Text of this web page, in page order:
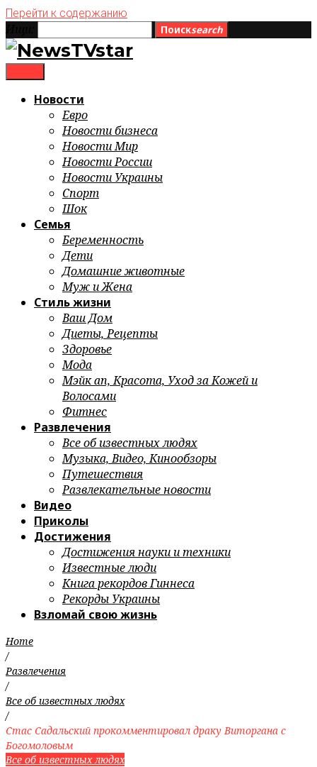
Перейти к содержанию
Поискsearch
Новости
Евро
Новости бизнеса
Новости Мир
Новости России
Новости Украины
Спорт
Шок
Семья
Беременность
Дети
Домашние животные
Муж и Жена
Стиль жизни
Ваш Дом
Диеты, Рецепты
Здоровье
Мода
Мэйк ап, Красота, Уход за Кожей и
Волосами
Фитнес
Развлечения
Все об известных людях
Музыка, Видео, Кинообзоры
Путешествия
Развлекательные новости
Видео
Приколы
Достижения
Достижения науки и техники
Известные люди
Книга рекордов Гиннеса
Рекорды Украины
Взломай свою жизнь
Home
/
Развлечения
/
Все об известных людях
/
Стас Садальский️ прокомментировал драку Виторгана с
Богомоловым
Все об известных людях